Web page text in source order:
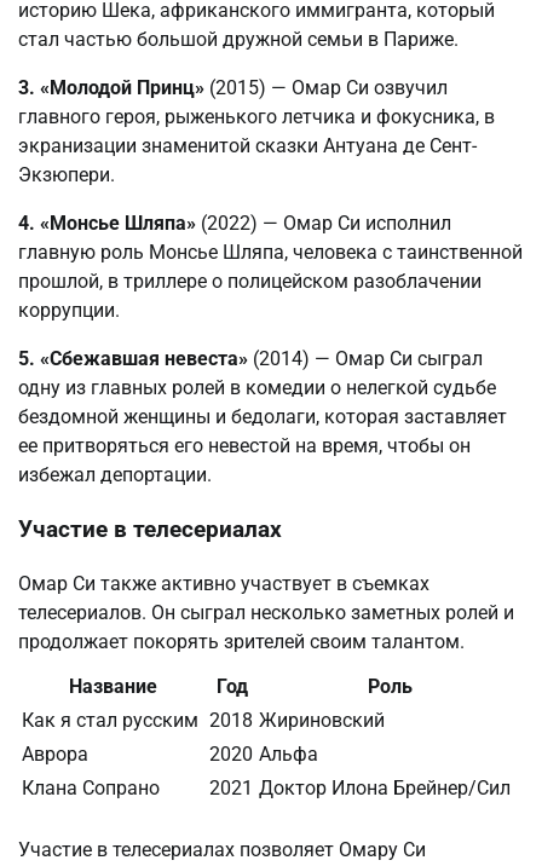
историю Шека, африканского иммигранта, который
стал частью большой дружной семьи в Париже.
3. «Молодой Принц» (2015) — Омар Си озвучил
главного героя, рыженького летчика и фокусника, в
экранизации знаменитой сказки Антуана де Сент-
Экзюпери.
4. «Монсье Шляпа» (2022) — Омар Си исполнил
главную роль Монсье Шляпа, человека с таинственной
прошлой, в триллере о полицейском разоблачении
коррупции.
5. «Сбежавшая невеста» (2014) — Омар Си сыграл
одну из главных ролей в комедии о нелегкой судьбе
бездомной женщины и бедолаги, которая заставляет
ее притворяться его невестой на время, чтобы он
избежал депортации.
Участие в телесериалах
Омар Си также активно участвует в съемках
телесериалов. Он сыграл несколько заметных ролей и
продолжает покорять зрителей своим талантом.
Название
Год
Роль
Как я стал русским 2018 Жириновский
Аврора
2020 Альфа
Клана Сопрано
2021 Доктор Илона Брейнер/Сил
Участие в телесериалах позволяет Омару Си